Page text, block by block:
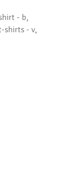
- b,
shirts - v,